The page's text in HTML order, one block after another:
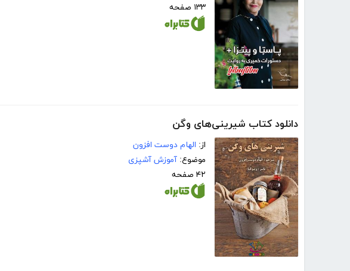
۱۳۳ صفحه
دانلود کتاب شیرینی‌های وگن
از: الهام دوست افزون
موضوع: آموزش آشپزی
۴۲ صفحه